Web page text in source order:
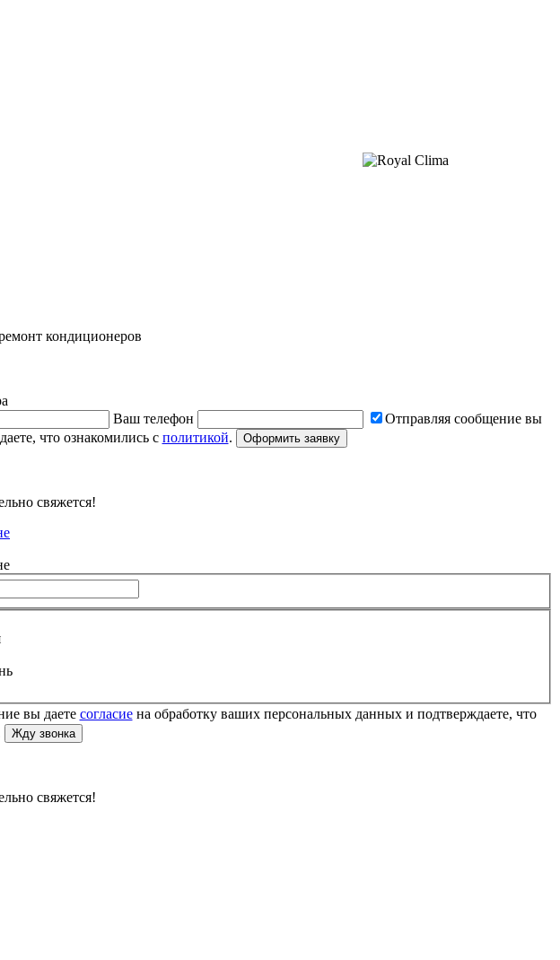
кондиционеров
Ваш телефон
Отправляя сообщение вы
что ознакомились с политикой. Оформить заявку
свяжется!
вы даете согласиена обработку ваших персональных данных и подтверждаете, что
Жду звонка
свяжется!